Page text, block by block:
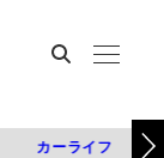
カーライフ